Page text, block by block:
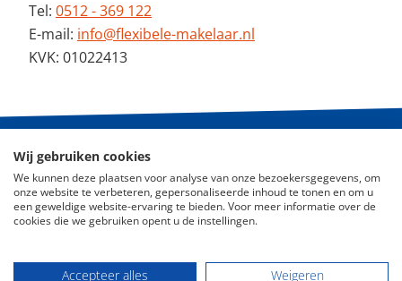
Tel: 0512 - 369 122
E-mail: info@flexibele-makelaar.nl
KVK: 01022413
© 2026 - De Flexibele Makelaar NVM
Nieuws
ABC Woningmarkt
Wij gebruiken cookies
We kunnen deze plaatsen voor analyse van onze bezoekersgegevens, om
onze website te verbeteren, gepersonaliseerde inhoud te tonen en om u
een geweldige website-ervaring te bieden. Voor meer informatie over de
cookies die we gebruiken opent u de instellingen.
Accepteer alles Weigeren